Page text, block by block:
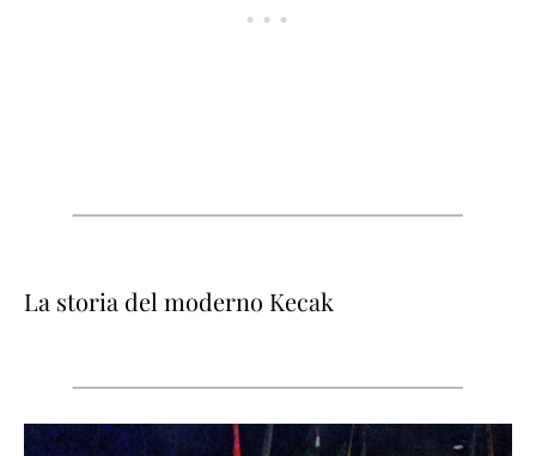
La storia del moderno Kecak